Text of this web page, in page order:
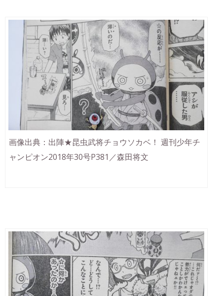
画像出典：出陣★昆虫武将チョウソカベ！ 週刊少年チ
ャンピオン2018年30号P381／森田将文